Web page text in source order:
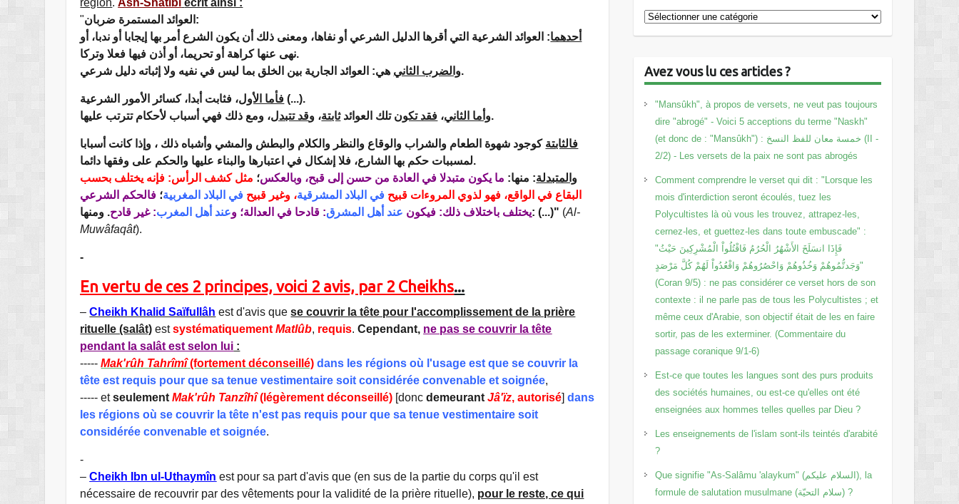
région.Ash-Shâtibî écrit ainsi :
"
العوائد المستمرة ضربان:
أحدهما: العوائد الشرعية التي أقرها الدليل الشرعي أو نفاها، ومعنى ذلك أن يكون الشرع أمر بها إيجابا أو ندبا، أو
نهى عنها كراهة أو تحريما، أو أذن فيها فعلا وتركا.
والضرب الثانيهي: العوائد الجارية بين الخلق بما ليس في نفيه ولا إثباته دليل شرعي.
فأما الأول ، فثابت أبدا، كسائر الأمور الشرعية (...).
وأما الثاني، فقد تكون تلك العوائدثابتة، وقد تتبدل ، ومع ذلك فهي أسباب لأحكام تترتب عليها.
فالثابتة كوجود شهوة الطعام والشراب والوقاع والنظر والكلام والبطش والمشي وأشباه ذلك ، وإذا كانت أسبابا
لمسببات حكم بها الشارع، فلا إشكال في اعتبارها والبناء عليها والحكم على وفقها دائما.
والمتبدلة: منها: ما يكون متبدلا في العادة من حسن إلى قبح، وبالعكس؛ مثل كشف الرأس: فإنه يختلف بحسب
البقاع في الواقع، فهو لذوي المروءات قبيح في البلاد المشرقية، وغير قبيح في البلاد المغربية؛ فالحكم الشرعي
يختلف باختلاف ذلك: فيكون عند أهل المشرق: قادحا في العدالة؛ وعند أهل المغرب: غير قادح . ومنها: (...)" (Al-
Muwâfaqât).
-
En vertu de ces 2 principes, voici 2 avis, par 2 Cheikhs...
–Cheikh Khalid Saïfullâh est d'avis quese couvrir la tête pour l'accomplissement de la prière
rituelle (salât) estsystématiquementMatlûb, requis.Cependant, ne pas se couvrir la tête
pendant la salât est selon lui :
-----Mak'rûh Tahrîmî(fortement déconseillé) dans les régions où l'usage est que se couvrir la
tête est requis pour que sa tenue vestimentaire soit considérée convenable et soignée,
----- etseulementMak'rûh Tanzîhî(légèrement déconseillé) [doncdemeurantJâ'ïz, autorisé]dans
les régions où se couvrir la tête n'est pas requis pour que sa tenue vestimentaire soit
considérée convenable et soignée.
-
–Cheikh Ibn ul-Uthaymîn est pour sa part d'avis que (en sus de la partie du corps qu'il est
nécessaire de recouvrir par des vêtements pour la validité de la prière rituelle), pour le reste,ce qui
Catégories
Avez vous lu ces articles ?
"Mansûkh", à propos de versets, ne veut pas toujours
dire "abrogé" - Voici 5 acceptions du terme "Naskh"
(et donc de : "Mansûkh") : خمسة معان للفظ النسخ (II -
2/2) - Les versets de la paix ne sont pas abrogés
Comment comprendre le verset qui dit : "Lorsque les
mois d'interdiction seront écoulés, tuez les
Polycultistes là où vous les trouvez, attrapez-les,
cernez-les, et guettez-les dans toute embuscade" :
"فَإِذَا انسَلَخَ الأَشْهُرُ الْحُرُمُ فَاقْتُلُواْ الْمُشْرِكِينَ حَيْثُ
وَجَدتُّمُوهُمْ وَخُذُوهُمْ وَاحْصُرُوهُمْ وَاقْعُدُواْ لَهُمْ كُلَّ مَرْصَدٍ"
(Coran 9/5) : ne pas considérer ce verset hors de son
contexte : il ne parle pas de tous les Polycultistes ; et
même ceux d'Arabie, son objectif était de les en faire
sortir, pas de les exterminer. (Commentaire du
passage coranique 9/1-6)
Est-ce que toutes les langues sont des purs produits
des sociétés humaines, ou est-ce qu'elles ont été
enseignées aux hommes telles quelles par Dieu ?
Les enseignements de l'islam sont-ils teintés d'arabité
?
Que signifie "As-Salâmu 'alaykum" (السلام عليكم), la
formule de salutation musulmane (سلام التحيّة) ?